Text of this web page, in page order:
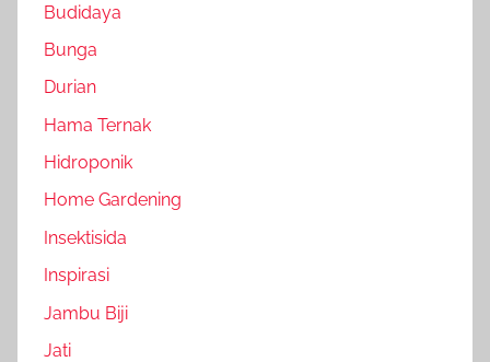
Budidaya
Bunga
Durian
Hama Ternak
Hidroponik
Home Gardening
Insektisida
Inspirasi
Jambu Biji
Jati